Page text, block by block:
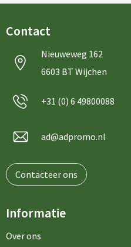
Contact
Nieuweweg 162
6603 BT Wijchen
+31 (0) 6 49800088
ad@adpromo.nl
Contacteer ons
Informatie
Over ons